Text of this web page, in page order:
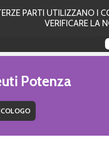
PARTI UTILIZZANO I
VERIFICARE LA
Potenza